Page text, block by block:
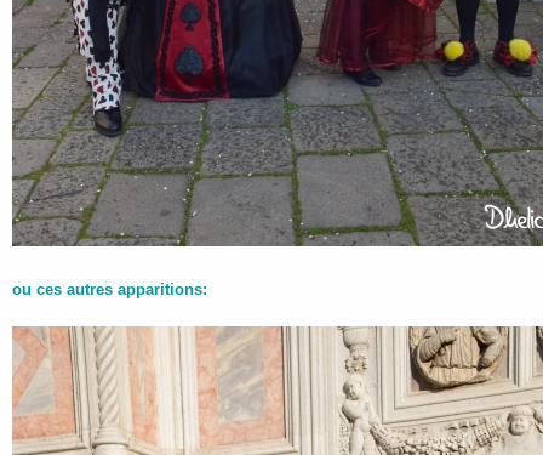
ou ces autres apparitions: